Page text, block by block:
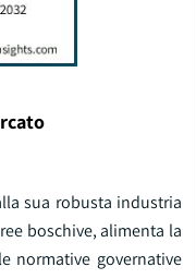
sua robusta industria
boschive, alimenta la
normative governative